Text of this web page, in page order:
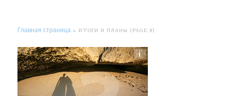
Главная страница » ИТОГИ И ПЛАНЫ (PAGE 9)